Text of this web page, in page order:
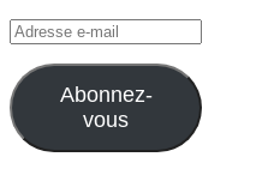
Adresse
e-
mail
Abonnez-
vous